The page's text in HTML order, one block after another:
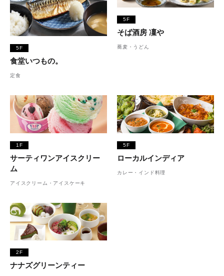
5F
食堂いつもの。
定食
5F
そば酒房 凜や
蕎麦・うどん
1F
サーティワンアイスクリー
ム
アイスクリーム・アイスケーキ
5F
ローカルインディア
カレー・インド料理
2F
ナナズグリーンティー